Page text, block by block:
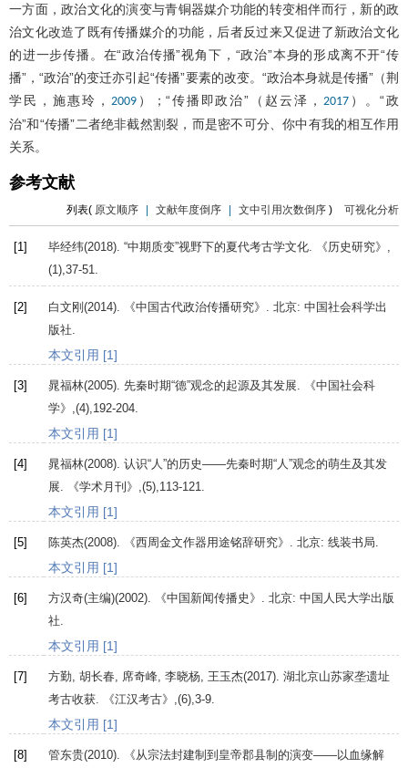
一方面，政治文化的演变与青铜器媒介功能的转变相伴而行，新的政
治文化改造了既有传播媒介的功能，后者反过来又促进了新政治文化
的进一步传播。在“政治传播”视角下，“政治”本身的形成离不开“传
播”，“政治”的变迁亦引起“传播”要素的改变。“政治本身就是传播”（荆
学民，施惠玲， 2009）；“传播即政治”（赵云泽， 2017 ）。“政
治”和“传播”二者绝非截然割裂，而是密不可分、你中有我的相互作用
关系。
参考文献
列表( 原文顺序 | 文献年度倒序 | 文中引用次数倒序 ) 可视化分析
[1] 毕经纬(2018). “中期质变”视野下的夏代考古学文化. 《历史研究》
(1),37-51.
[2] 白文刚(2014). 《中国古代政治传播研究》
. 北京: 中国社会科学出
版社.
本文引用 [1]
[3] 晁福林(2005). 先秦时期“德”观念的起源及其发展.
《中国社会科
学》
,(4),192-204.
本文引用 [1]
[4] 晁福林(2008). 认识“人”的历史——先秦时期“人”观念的萌生及其发
展.
《学术月刊》 ,(5),113-121.
本文引用 [1]
[5] 陈英杰(2008). 《西周金文作器用途铭辞研究》 . 北京: 线装书局.
本文引用 [1]
[6] 方汉奇(主编)(2002). 《中国新闻传播史》
. 北京: 中国人民大学出版
社.
本文引用 [1]
[7] 方勤, 胡长春, 席奇峰, 李晓杨, 王玉杰(2017). 湖北京山苏家垄遗址
考古收获.
《江汉考古》 ,(6),3-9.
本文引用 [1]
[8] 管东贵(2010). 《从宗法封建制到皇帝郡县制的演变——以血缘解